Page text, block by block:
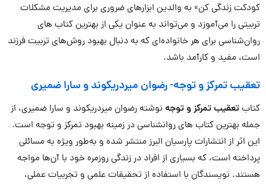
کودکت زندگی کن» به والدین ابزارهای ضروری برای مدیریت مشکلات
تربیتی را می‌آموزد و می‌تواند به عنوان یکی از بهترین کتاب های
روان‌شناسی برای هر خانواده‌ای که به دنبال بهبود روش‌های تربیت فرزند
است، مفید و کارآمد باشد.
تعقیب تمرکز و توجه- رضوان میردریکوند و سارا ضمیری
کتابتعقیب تمرکز و توجه نوشته رضوان میردریکوند و سارا ضمیری، از
جمله بهترین کتاب های روانشناسی در زمینه بهبود تمرکز و توجه است.
این اثر از انتشارات پارسیان البرز منتشر شده و به‌طور ویژه به مسائلی
پرداخته است، که بسیاری از افراد در زندگی روزمره خود با آن‌ها مواجه
هستند. نویسندگان با استفاده از تحقیقات علمی و تجربیات عملی،